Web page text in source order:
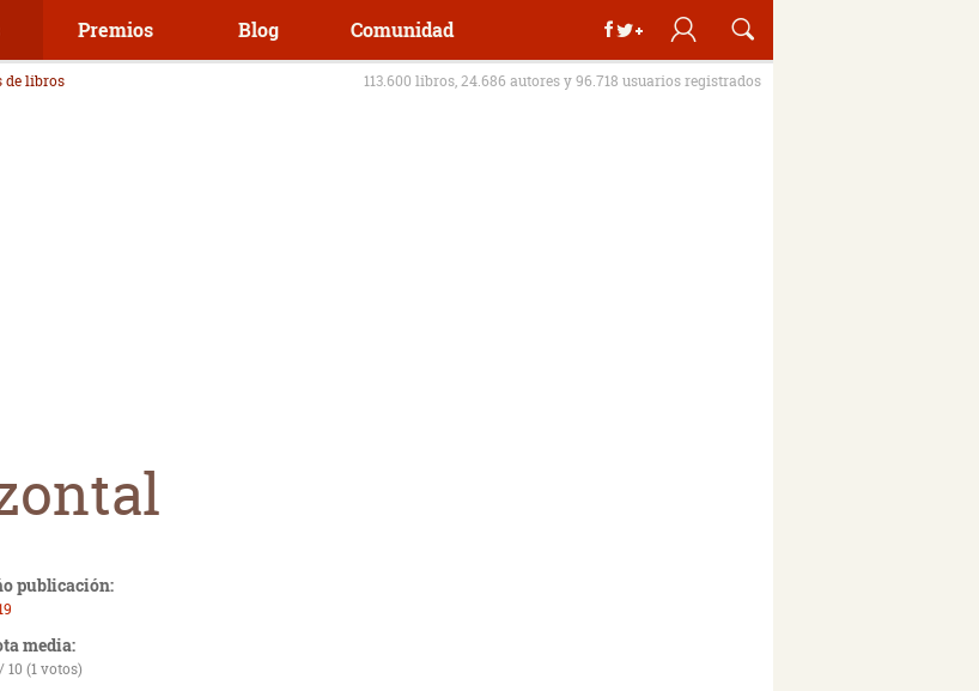
Premios Blog Comunidad
de libros
113.600 libros, 24.686 autores y 96.718 usuarios registrados
publicación:
media:
10 (1 votos)